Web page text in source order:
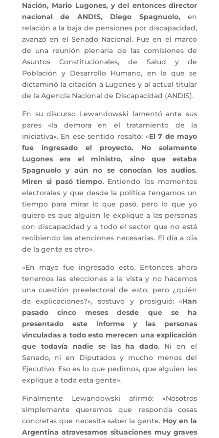
Nación, Mario Lugones, y del entonces director
nacional de ANDIS, Diego Spagnuolo, en
relación a la baja de pensiones por discapacidad,
avanzó en el Senado Nacional. Fue en el marco
de una reunión plenaria de las comisiones de
Asuntos Constitucionales, de Salud y de
Población y Desarrollo Humano, en la que se
dictaminó la citación a Lugones y al actual titular
de la Agencia Nacional de Discapacidad (ANDIS).
En su discurso Lewandowski lamentó ante sus
pares «la demora en el tratamiento de la
iniciativa». En ese sentido resaltó: «El 7 de mayo
fue ingresado el proyecto. No solamente
Lugones era el ministro, sino que estaba
Spagnuolo y aún no se conocían los audios.
Miren si pasó tiempo. Entiendo los momentos
electorales y que desde la política tengamos un
tiempo para mirar lo que pasó, pero lo que yo
quiero es que alguien le explique a las personas
con discapacidad y a todo el sector que no está
recibiendo las atenciones necesarias. El día a día
de la gente es otro».
«En mayo fue ingresado esto. Entonces ahora
tenemos las elecciones a la vista y no hacemos
una cuestión preelectoral de esto, pero ¿quién
da explicaciones?», sostuvo y prosiguió: «Han
pasado cinco meses desde que se ha
presentado este informe y las personas
vinculadas a todo esto merecen una explicación
que todavía nadie se las ha dado. Ni en el
Senado, ni en Diputados y mucho menos del
Ejecutivo. Eso es lo que pedimos, que alguien les
explique a toda esta gente».
Finalmente Lewandowski afirmó: «Nosotros
simplemente queremos que responda cosas
concretas que necesita saber la gente. Hoy en la
Argentina atravesamos situaciones muy graves